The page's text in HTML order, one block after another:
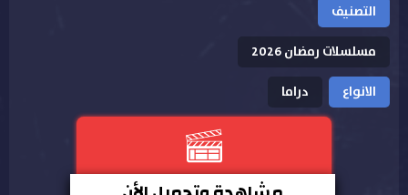
التصنيف
مسلسلات رمضان 2026
الانواع
دراما